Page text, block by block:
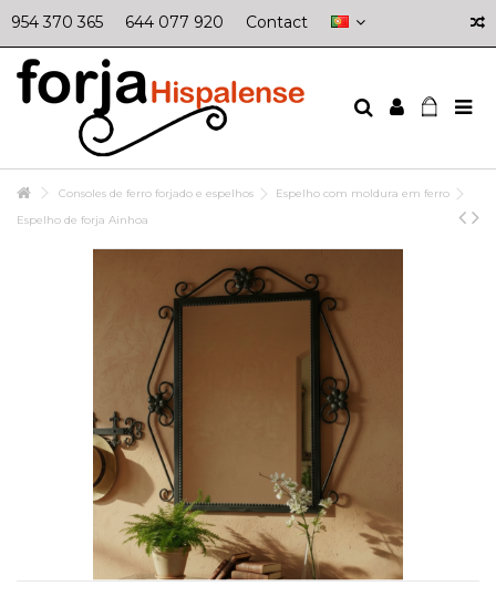
954 370 365 644 077 920 Contact
Consoles de ferro forjado e espelhos
Espelho com moldura em ferro
Espelho de forja Ainhoa